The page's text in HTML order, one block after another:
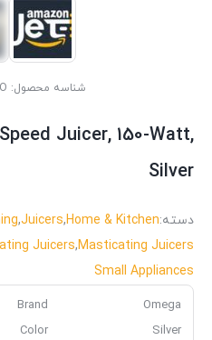
شناسه محصول:
Juicer, 150-Watt,
Silver
دسته:Home & Kitchen
,
Juicers
,
Masticating Juicers
,
Juicers
Small Appliances
Brand
Omega
Color
Silver